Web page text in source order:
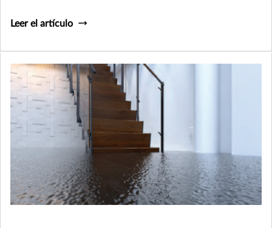
Leer el artículo